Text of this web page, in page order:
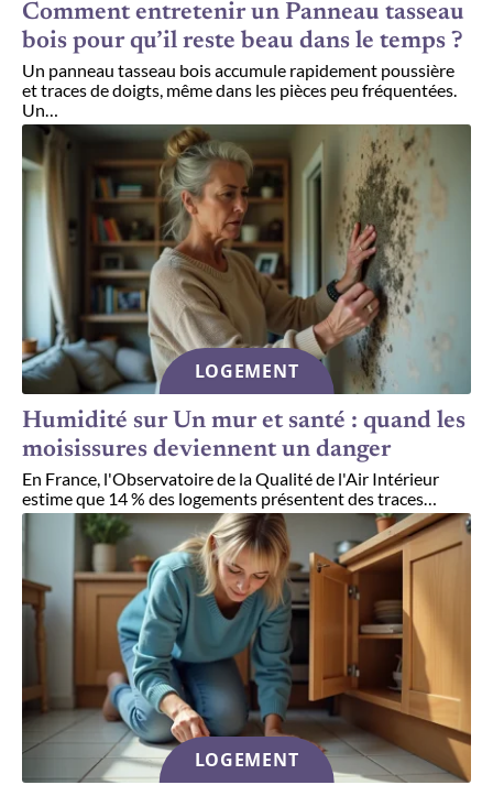
Comment entretenir un Panneau tasseau
bois pour qu’il reste beau dans le temps ?
Un panneau tasseau bois accumule rapidement poussière
et traces de doigts, même dans les pièces peu fréquentées.
Un…
LOGEMENT
Humidité sur Un mur et santé : quand les
moisissures deviennent un danger
En France, l'Observatoire de la Qualité de l'Air Intérieur
estime que 14 % des logements présentent des traces…
LOGEMENT